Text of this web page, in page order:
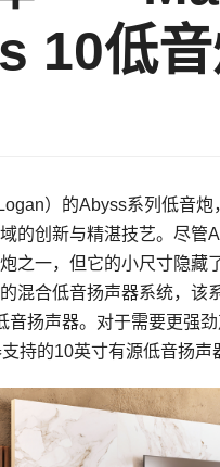
10低
）的Abyss系列低音
的创新与精湛技艺。尽管
之一，但它的小尺寸隐藏
混合低音扬声器系统，该
音扬声器。对于需要更强
持的10英寸有源低音扬声